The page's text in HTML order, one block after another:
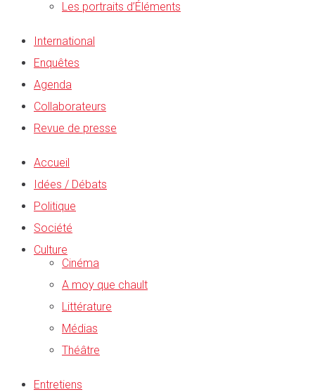
Les portraits d’Éléments
International
Enquêtes
Agenda
Collaborateurs
Revue de presse
Accueil
Idées / Débats
Politique
Société
Culture
Cinéma
A moy que chault
Littérature
Médias
Théâtre
Entretiens